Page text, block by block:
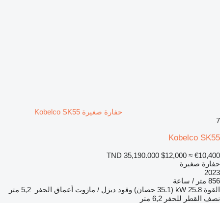
حفارة صغيرة Kobelco SK55
7
Kobelco SK55
TND 35,190.000 $12,000 ≈ €10,400
حفارة صغيرة
2023
856 متر / ساعة
القوة 25.8 kW (35.1 حصان) وقود ديزل / مازوت أعماق الحفر
5,2 متر
نصف القطر للحفر 6,2 متر